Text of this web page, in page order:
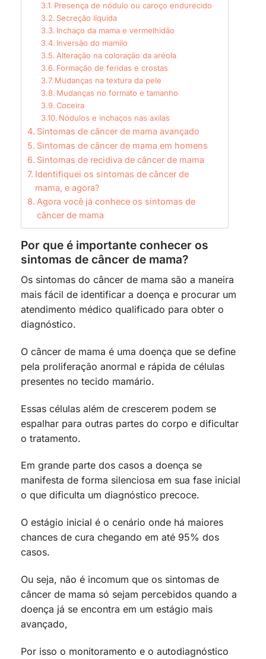
Presença de nódulo ou caroço endurecido
Secreção líquida
Inchaço da mama e vermelhidão
Inversão do mamilo
Alteração na coloração da aréola
Formação de feridas e crostas
Mudanças na textura da pele
Mudanças no formato e tamanho
Coceira
Nódulos e inchaços nas axilas
Sintomas de câncer de mama avançado
Sintomas de câncer de mama em homens
Sintomas de recidiva de câncer de mama
Identifiquei os sintomas de câncer de
mama, e agora?
Agora você já conhece os sintomas de
câncer de mama
Por que é importante conhecer os
sintomas de câncer de mama?
Os sintomas do câncer de mama são a maneira
mais fácil de identificar a doença e procurar um
atendimento médico qualificado para obter o
diagnóstico.
O câncer de mama é uma doença que se define
pela proliferação anormal e rápida de células
presentes no tecido mamário.
Essas células além de crescerem podem se
espalhar para outras partes do corpo e dificultar
o tratamento.
Em grande parte dos casos a doença se
manifesta de forma silenciosa em sua fase inicial
o que dificulta um diagnóstico precoce.
O estágio inicial é o cenário onde há maiores
chances de cura chegando em até 95% dos
casos.
Ou seja, não é incomum que os sintomas de
câncer de mama só sejam percebidos quando a
doença já se encontra em um estágio mais
avançado,
Por isso o monitoramento e o autodiagnóstico